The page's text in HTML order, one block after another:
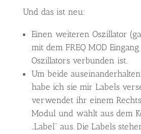
Und das ist neu:
Einen weiteren Oszillator
mit dem FREQ MOD
Oszillators verbunden ist.
Um beide
habe ich sie mir Labels
verwendet ihr einem
Modul und wählt aus dem
„Label“ aus. Die Labels